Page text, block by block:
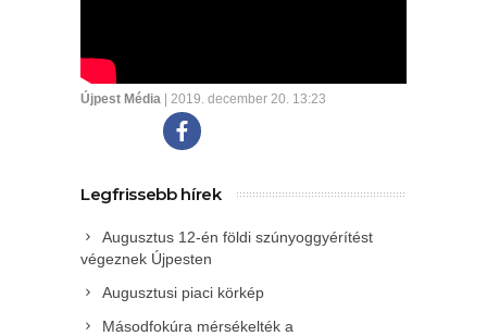
Újpest Média | 2019. december 20. 13:23
Legfrissebb hírek
Augusztus 12-én földi szúnyoggyérítést
végeznek Újpesten
Augusztusi piaci körkép
Másodfokúra mérsékelték a